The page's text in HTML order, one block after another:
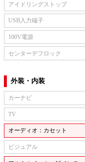
アイドリングストップ
USB入力端子
100V電源
センターデフロック
外装・内装
カーナビ
TV
オーディオ：カセット
ビジュアル